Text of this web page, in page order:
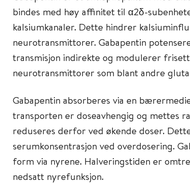
bindes med høy affinitet til α2δ-
kalsiumkanaler. Dette hindrer
neurotransmittorer. Gabapentin
transmisjon indirekte og modulerer
neurotransmittorer som blant andre
Gabapentin absorberes via en
transporten er doseavhengig og mettes
reduseres derfor ved økende doser.
serumkonsentrasjon ved overdosering.
form via nyrene. Halveringstiden er
nedsatt nyrefunksjon.